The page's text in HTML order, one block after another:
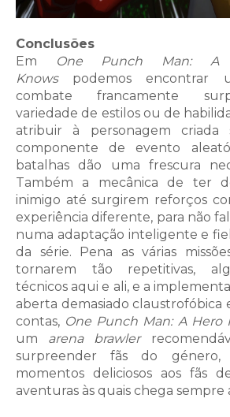
Conclusões
Em
One Punch Man: A
Knowspodemos encontrar
combate francamente
variedade de estilos ou de
atribuir à personagem criada
componente de evento
batalhas dão uma frescura
Também a mecânica de ter
inimigo até surgirem reforços
experiência diferente, para não
numa adaptação inteligente e
da série. Pena as várias
tornarem tão repetitivas,
técnicos aqui e ali, e a
aberta demasiado claustrofóbica
contas, One Punch Man: A Hero
um arena brawler
surpreender fãs do
momentos deliciosos aos fãs
aventuras às quais chega sempre